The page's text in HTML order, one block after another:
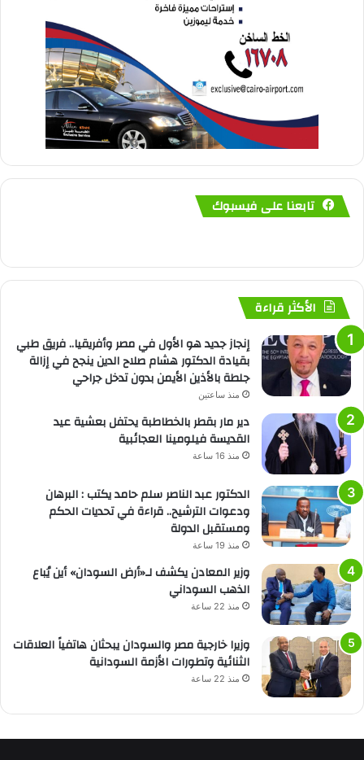
تابعنا على فيسبوك
الأكثر قراءة
إنجاز جديد هو الأول في مصر وأفريقيا.. فريق طبي
بقيادة الدكتور هشام صلاح الدين ينجح في إزالة
جلطة بالأذين الأيمن بدون تدخل جراحي
منذ ساعتين
دير مار بقطر بالخطاطبة يحتفل بعشية عيد
القديسة فيلومينا العجائبية
منذ 16 ساعة
الدكتور عبد الناصر سلم حامد يكتب : البرهان
ودعوات الترشيح.. قراءة في تحديات الحكم
ومستقبل الدولة
منذ 19 ساعة
وزير المعادن يكشف لـ«أرض السودان» أين يُباع
الذهب السوداني
منذ 22 ساعة
وزيرا خارجية مصر والسودان يبحثان هاتفياً العلاقات
الثنائية وتطورات الأزمة السودانية
منذ 22 ساعة